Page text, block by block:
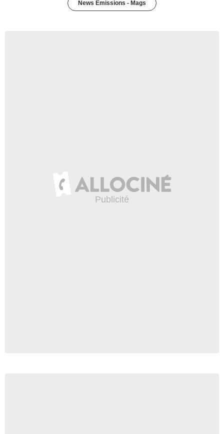
News Emissions - Mags